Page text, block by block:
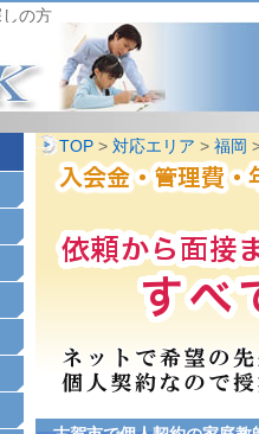
の方
TOP > 対応エリア > 福岡